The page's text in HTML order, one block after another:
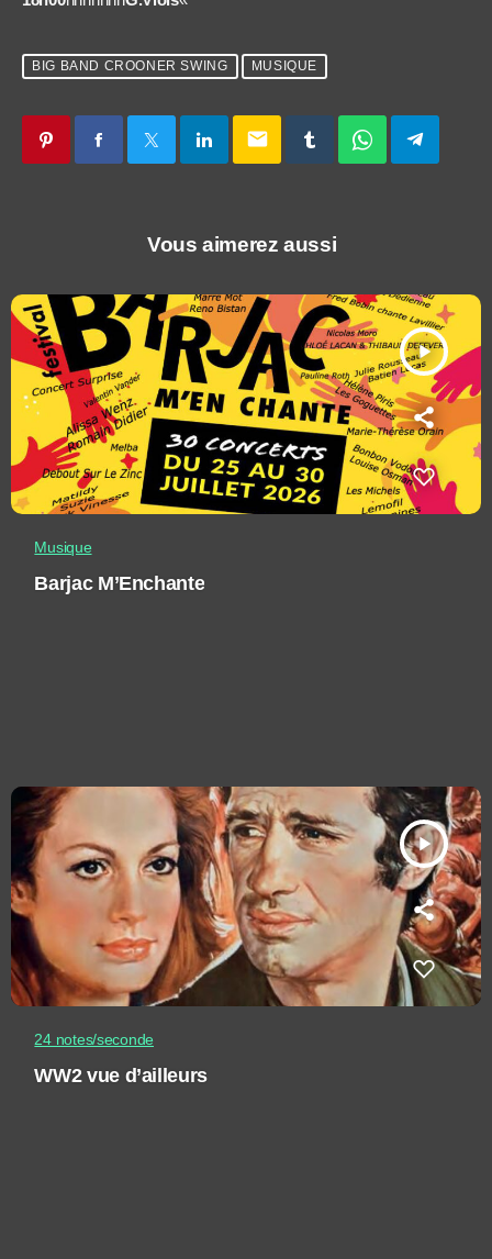
BIG BAND CROONER SWING MUSIQUE
email
Vous aimerez aussi
play_arrow
Musique
Barjac M’Enchante
play_arrow
24 notes/seconde
WW2 vue d’ailleurs